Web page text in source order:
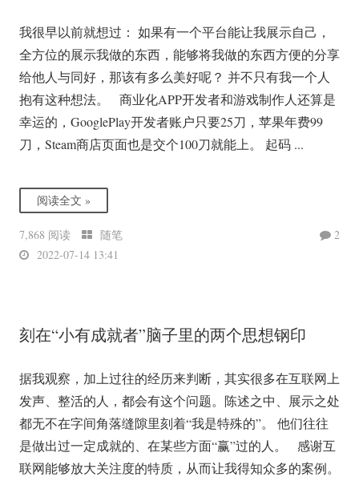
我很早以前就想过： 如果有一个平台能让我展示自己，
全方位的展示我做的东西，能够将我做的东西方便的分享
给他人与同好，那该有多么美好呢？ 并不只有我一个人
抱有这种想法。 商业化APP开发者和游戏制作人还算是
幸运的，GooglePlay开发者账户只要25刀，苹果年费99
刀，Steam商店页面也是交个100刀就能上。 起码 ...
阅读全文 »
7,868 阅读
随笔
2022-07-14 13:41
2
刻在“小有成就者”脑子里的两个思想钢印
据我观察，加上过往的经历来判断，其实很多在互联网上
发声、整活的人，都会有这个问题。陈述之中、展示之处
都无不在字间角落缝隙里刻着“我是特殊的”。 他们往往
是做出过一定成就的、在某些方面“赢”过的人。 感谢互
联网能够放大关注度的特质，从而让我得知众多的案例。